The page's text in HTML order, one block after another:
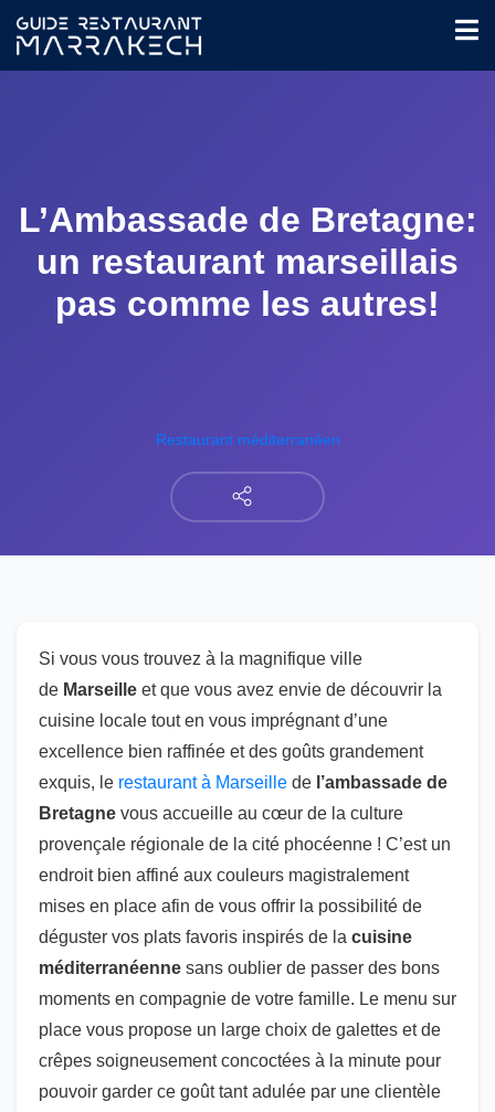
L’Ambassade de Bretagne:
un restaurant marseillais
pas comme les autres!
Restaurant méditerranéen
Si vous vous trouvez à la magnifique ville
de Marseille et que vous avez envie de découvrir la
cuisine locale tout en vous imprégnant d’une
excellence bien raffinée et des goûts grandement
exquis, le restaurant à Marseille de l’ambassade de
Bretagne vous accueille au cœur de la culture
provençale régionale de la cité phocéenne ! C’est un
endroit bien affiné aux couleurs magistralement
mises en place afin de vous offrir la possibilité de
déguster vos plats favoris inspirés de la cuisine
méditerranéenne sans oublier de passer des bons
moments en compagnie de votre famille. Le menu sur
place vous propose un large choix de galettes et de
crêpes soigneusement concoctées à la minute pour
pouvoir garder ce goût tant adulée par une clientèle